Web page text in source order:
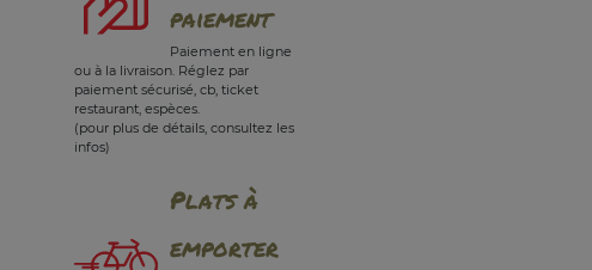
paiement
Paiement en ligne
ou à la livraison. Réglez par
paiement sécurisé, cb, ticket
restaurant, espèces.
(pour plus de détails, consultez les
infos)
Plats à
emporter